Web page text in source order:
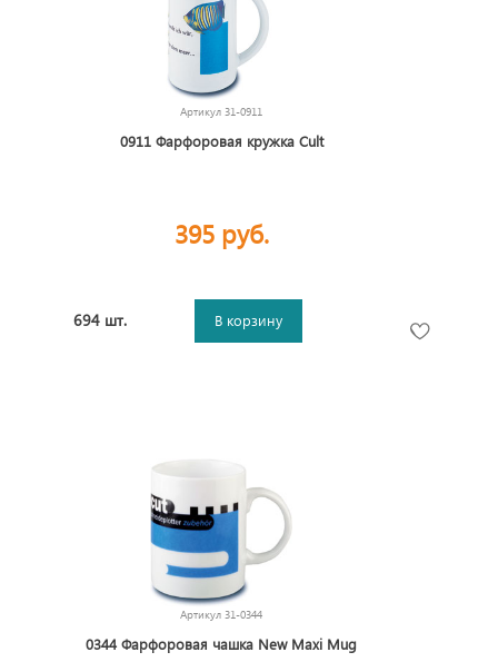
Артикул 31-0911
0911 Фарфоровая кружка Cult
395 руб.
694 шт. В корзину
Артикул 31-0344
0344 Фарфоровая чашка New Maxi Mug